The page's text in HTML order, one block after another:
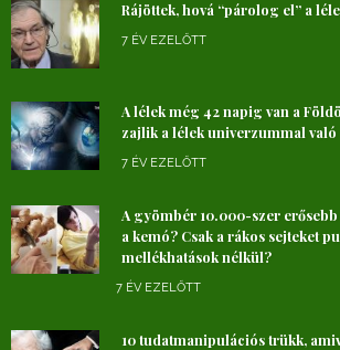
Rájöttek, hová “párolog el” a
7 ÉV EZELŐTT
A lélek még 42 napig van a
zajlik a lélek univerzummal való
7 ÉV EZELŐTT
A gyömbér 10.000-szer
a kemó? Csak a rákos sejteket
mellékhatások nélkül?
7 ÉV EZELŐTT
10 tudatmanipulációs trükk,